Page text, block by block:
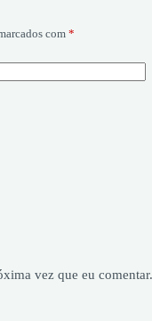
com *
vez que eu comentar.